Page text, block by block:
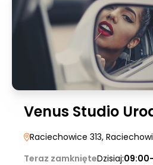
Venus Studio
Raciechowice 313,
Teraz zamknięteDzisiaj: